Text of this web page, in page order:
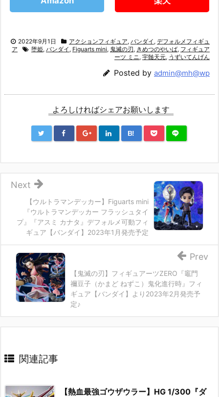
2022年9月1日 アクションフィギュア, バンダイ , デフォルメフィギュ
ア
堕姫, バンダイ , Figuarts mini, 鬼滅の刃, きめつのやいば, フィギュア
ーツ ミニ, 宇髄天元, うずいてんげん
Posted by admin@mh@wp
よろしければシェアお願いします
B!
【ウルトラマンデッカー】Figuarts mini
『ウルトラマンデッカー フラッシュタイ
プ』『アスミ カナタ』デフォルメ可動フィ
ギュア【バンダイ】2023年1月発売予定
Next
【鬼滅の刃】フィギュアーツZERO『竈門
禰豆子（かまど ねずこ）鬼化進行時』フィ
ギュア【バンダイ】より2023年2月発売予
定♪
Prev
関連記事
【熱血最強ゴウザウラー】HG 1/300『ダ